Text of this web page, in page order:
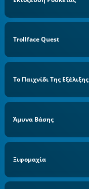
Trollface Quest
Το Παιχνίδι Της Εξέλιξης
Άμυνα Βάσης
Ξιφομαχία